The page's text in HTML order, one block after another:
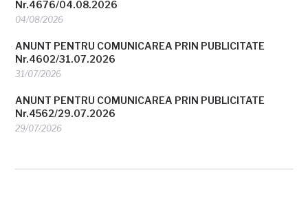
Nr.4676/04.08.2026
04/08/2026
ANUNT PENTRU COMUNICAREA PRIN PUBLICITATE
Nr.4602/31.07.2026
31/07/2026
ANUNT PENTRU COMUNICAREA PRIN PUBLICITATE
Nr.4562/29.07.2026
29/07/2026